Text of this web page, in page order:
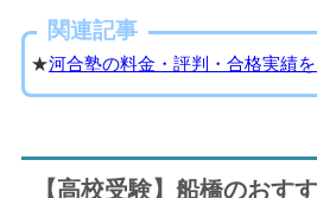
関連記事
★河合塾の料金・評判・合格実績
【高校受験】船橋のおす